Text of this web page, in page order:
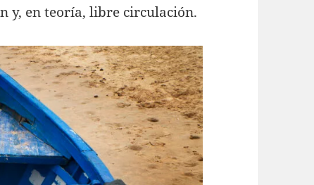
y, en teoría, libre circulación.